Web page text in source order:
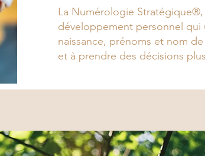
La Numérologie
développement personnel
naissance, prénoms et nom
et à prendre des décisions